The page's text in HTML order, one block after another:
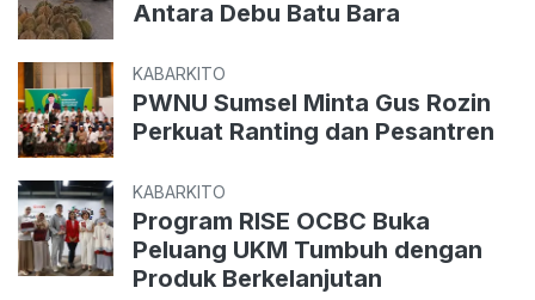
Antara Debu Batu Bara
KABARKITO
PWNU Sumsel Minta Gus Rozin
Perkuat Ranting dan Pesantren
KABARKITO
Program RISE OCBC Buka
Peluang UKM Tumbuh dengan
Produk Berkelanjutan